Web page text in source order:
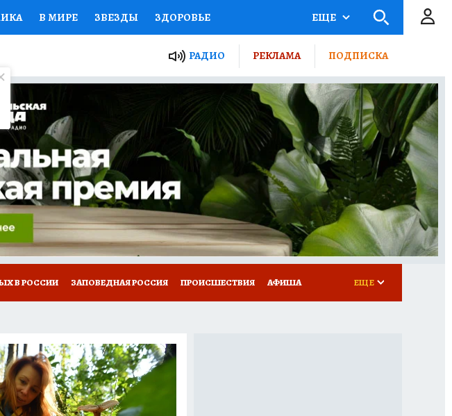
В МИРЕ ЗВЕЗДЫ ЗДОРОВЬЕ
НАЦИОНАЛЬНЫЕ ПРОЕКТЫ РОССИИ
СЕМЬЯ ЖЕНСКИЕ СЕКРЕТЫ ПУТЕВОДИТЕЛЬ
ДЕФИЦИТ ЖЕЛЕЗА ТУРИЗМ
РАБОТА У НАС ГИД ПОТРЕБИТЕЛЯ ВСЕ О КП
ЕЩЕ
РАДИО РЕКЛАМА ПОДПИСКА
В РОССИИ ЗАПОВЕДНАЯ РОССИЯ ПРОИСШЕСТВИЯ АФИША ЕЩЕ